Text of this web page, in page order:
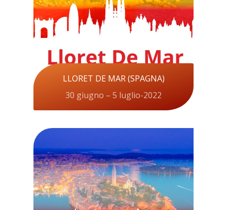
LLORET DE MAR (SPAGNA)
30 giugno – 5 luglio-2022